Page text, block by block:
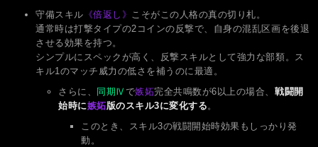
守備スキル 《倍返し》 こそがこの人格の真の切り札。
通常時は打撃タイプの2コインの反撃で、自身の混乱区画を後退
させる効果を持つ。
シンプルにスペックが高く、反撃スキルとして強力な部類。ス
キル1のマッチ威力の低さを補うのに最適。
さらに、
同期Ⅳ で嫉妬完全共鳴数が6以上の場合、 戦闘開
始時に嫉妬版のスキル3に変化する。
このとき、スキル3の戦闘開始時効果もしっかり発
動。